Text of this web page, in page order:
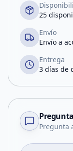
25
Envío
Envío a
Entrega
3 días de
Pregunta